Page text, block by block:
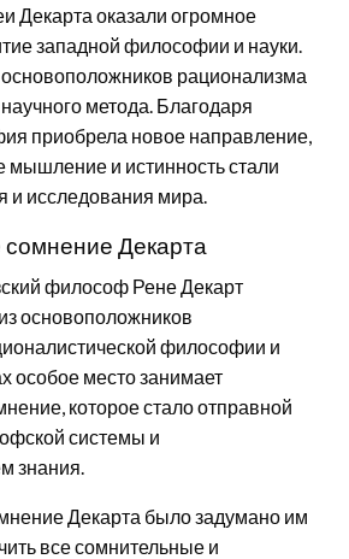
Декарта оказали огромное
западной философии и науки.
рационализма
метода. Благодаря
приобрела новое направление,
мышление и истинность стали
и исследования мира.
Декарта
философ Рене Декарт
основоположников
философии и
особое место занимает
которое стало отправной
системы и
знания.
Декарта было задумано им
все сомнительные и